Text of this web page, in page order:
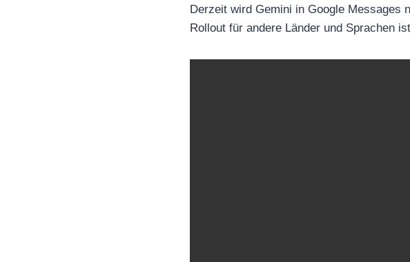
Derzeit wird Gemini in Google Messages
Rollout für andere Länder und Sprachen